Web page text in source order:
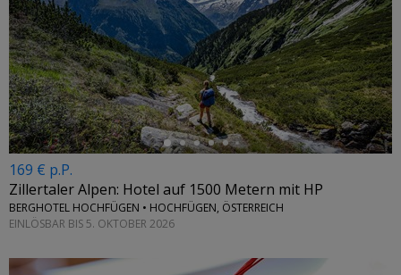
←
169 € p.P.
Zillertaler Alpen: Hotel auf 1500 Metern mit HP
BERGHOTEL HOCHFÜGEN • HOCHFÜGEN, ÖSTERREICH
EINLÖSBAR BIS 5. OKTOBER 2026